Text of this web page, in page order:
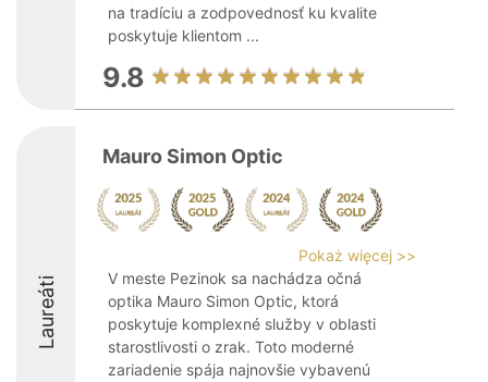
na tradíciu a zodpovednosť ku kvalite
poskytuje klientom ...
9.8
Laureáti
Mauro Simon Optic
Pokaż więcej >>
V meste Pezinok sa nachádza očná
optika Mauro Simon Optic, ktorá
poskytuje komplexné služby v oblasti
starostlivosti o zrak. Toto moderné
zariadenie spája najnovšie vybavenú